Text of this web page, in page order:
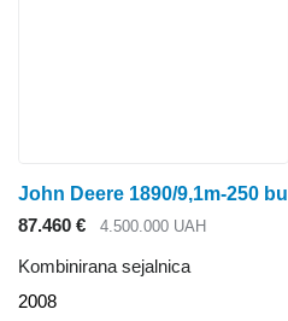
John Deere 1890/9,1m-250 bu
87.460 €
4.500.000 UAH
Kombinirana sejalnica
2008